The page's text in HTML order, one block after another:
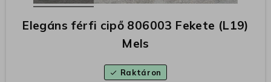
Elegáns férfi cipő 806003 Fekete (L19)
Mels
check Raktáron